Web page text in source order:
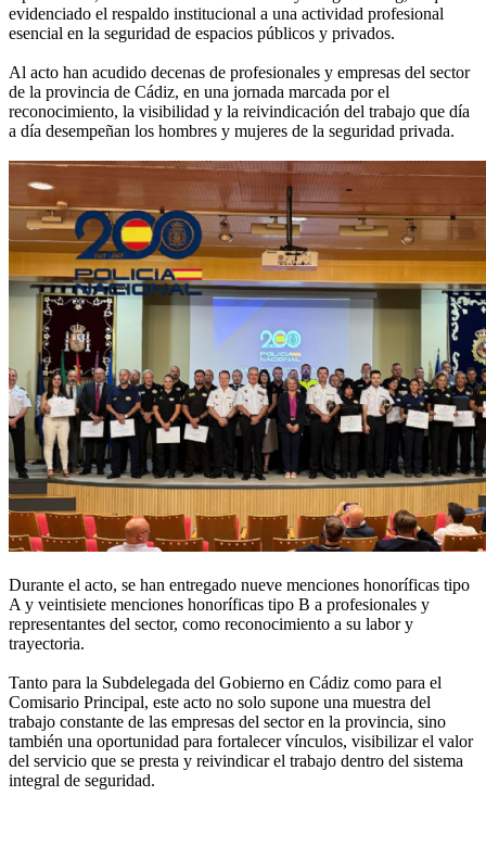
evidenciado el respaldo institucional a una actividad profesional
esencial en la seguridad de espacios públicos y privados.
Al acto han acudido decenas de profesionales y empresas del sector
de la provincia de Cádiz, en una jornada marcada por el
reconocimiento, la visibilidad y la reivindicación del trabajo que día
a día desempeñan los hombres y mujeres de la seguridad privada.
Durante el acto, se han entregado nueve menciones honoríficas tipo
A y veintisiete menciones honoríficas tipo B a profesionales y
representantes del sector, como reconocimiento a su labor y
trayectoria.
Tanto para la Subdelegada del Gobierno en Cádiz como para el
Comisario Principal, este acto no solo supone una muestra del
trabajo constante de las empresas del sector en la provincia, sino
también una oportunidad para fortalecer vínculos, visibilizar el valor
del servicio que se presta y reivindicar el trabajo dentro del sistema
integral de seguridad.